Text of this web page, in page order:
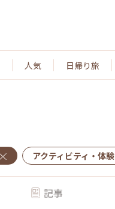
人気 日帰り旅
アクティビティ・体験
記事